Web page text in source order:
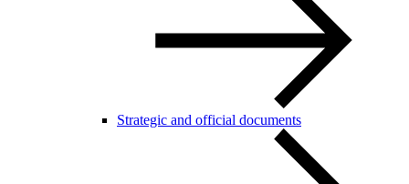
Strategic and official documents